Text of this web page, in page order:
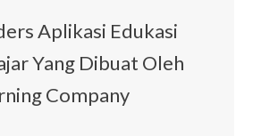
Aplikasi Edukasi
Yang Dibuat Oleh
Company